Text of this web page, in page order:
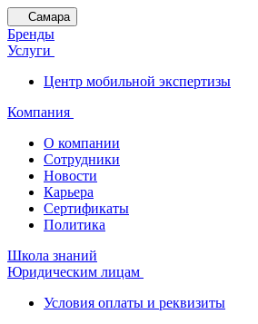
Самара
Бренды
Услуги
Центр мобильной экспертизы
Компания
О компании
Сотрудники
Новости
Карьера
Сертификаты
Политика
Школа знаний
Юридическим лицам
Условия оплаты и реквизиты